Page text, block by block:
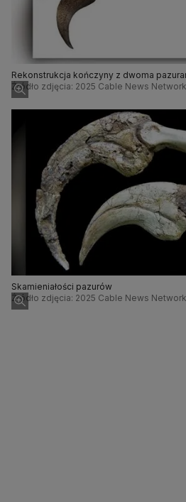
Rekonstrukcja kończyny z dwoma
Źródło zdjęcia: 2025 Cable News
Skamieniałości pazurów
Źródło zdjęcia: 2025 Cable News